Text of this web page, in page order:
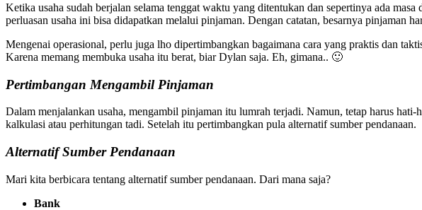
Ketika usaha sudah berjalan selama tenggat waktu yang ditentukan dan sepertinya ada
perluasan usaha ini bisa didapatkan melalui pinjaman. Dengan catatan, besarnya pinjaman
Mengenai operasional, perlu juga lho dipertimbangkan bagaimana cara yang praktis dan
Karena memang membuka usaha itu berat, biar Dylan saja. Eh, gimana.. 🙂
Pertimbangan Mengambil Pinjaman
Dalam menjalankan usaha, mengambil pinjaman itu lumrah terjadi. Namun, tetap harus
kalkulasi atau perhitungan tadi. Setelah itu pertimbangkan pula alternatif sumber pendanaan.
Alternatif Sumber Pendanaan
Mari kita berbicara tentang alternatif sumber pendanaan. Dari mana saja?
Bank